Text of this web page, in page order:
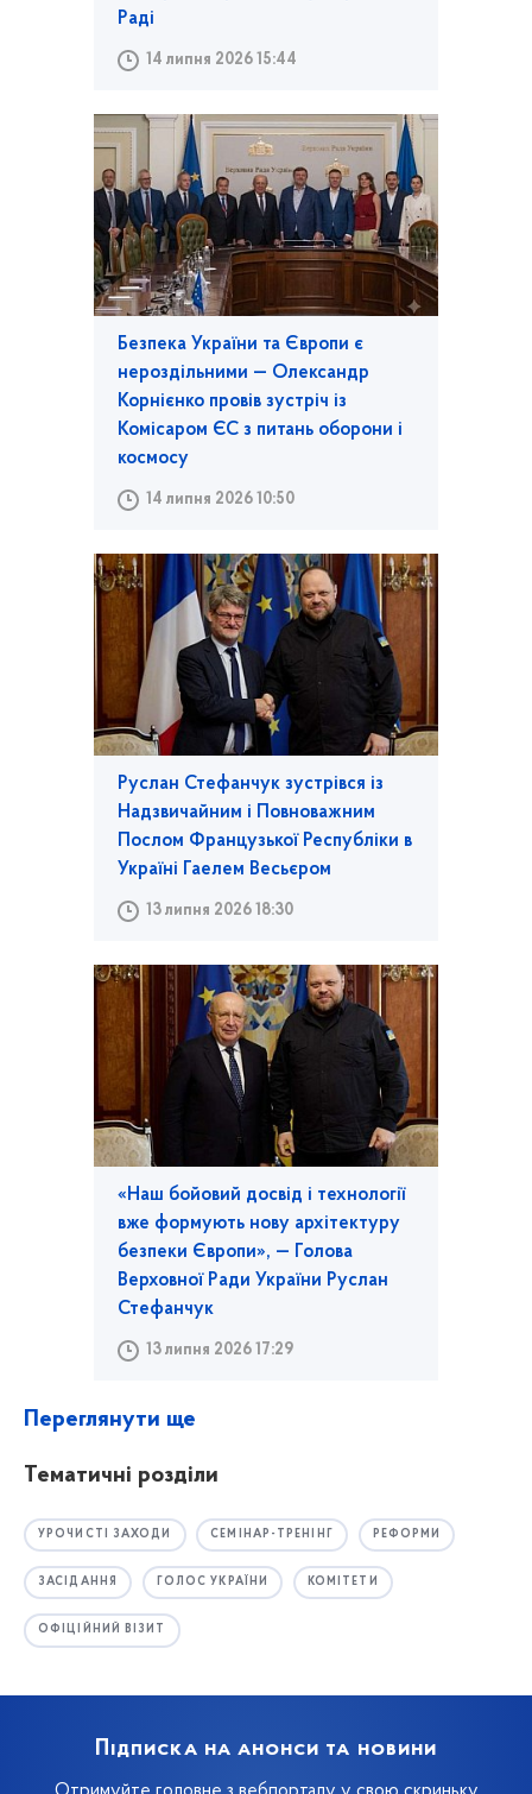
Раді
14 липня 2026 15:44
Безпека України та Європи є
нероздільними — Олександр
Корнієнко провів зустріч із
Комісаром ЄС з питань оборони і
космосу
14 липня 2026 10:50
Руслан Стефанчук зустрівся із
Надзвичайним і Повноважним
Послом Французької Республіки в
Україні Гаелем Весьєром
13 липня 2026 18:30
«Наш бойовий досвід і технології
вже формують нову архітектуру
безпеки Європи», — Голова
Верховної Ради України Руслан
Стефанчук
13 липня 2026 17:29
Переглянути ще
Тематичні розділи
УРОЧИСТІ ЗАХОДИ СЕМІНАР-ТРЕНІНГ РЕФОРМИ
ЗАСІДАННЯ ГОЛОС УКРАЇНИ КОМІТЕТИ
ОФІЦІЙНИЙ ВІЗИТ
Підписка на анонси та новини